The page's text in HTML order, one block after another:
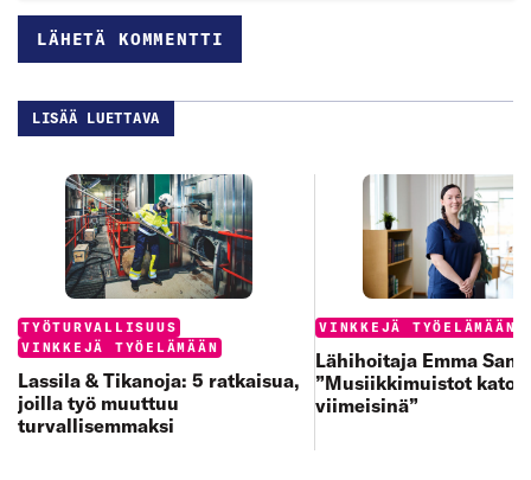
LISÄÄ LUETTAVA
Categories:
TYÖTURVALLISUUS
VINKKEJÄ TYÖELÄMÄÄN
Lassila & Tikanoja: 5 ratkaisua,
joilla työ muuttuu
turvallisemmaksi
Categories:
VINKKEJÄ TYÖELÄMÄÄN
Lähihoitaja Emma
”Musiikkimuistot
viimeisinä”